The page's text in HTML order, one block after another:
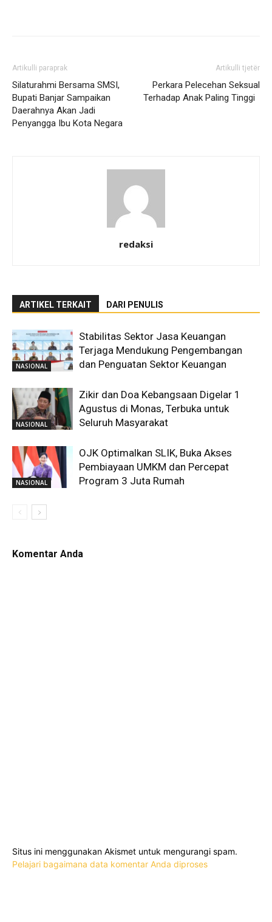
Artikulli paraprak
Silaturahmi Bersama SMSI,
Bupati Banjar Sampaikan
Daerahnya Akan Jadi
Penyangga Ibu Kota Negara
Artikulli tjetër
Perkara Pelecehan Seksual
Terhadap Anak Paling Tinggi
redaksi
ARTIKEL TERKAIT DARI PENULIS
NASIONAL
Stabilitas Sektor Jasa Keuangan
Terjaga Mendukung Pengembangan
dan Penguatan Sektor Keuangan
NASIONAL
Zikir dan Doa Kebangsaan Digelar 1
Agustus di Monas, Terbuka untuk
Seluruh Masyarakat
NASIONAL
OJK Optimalkan SLIK, Buka Akses
Pembiayaan UMKM dan Percepat
Program 3 Juta Rumah
Komentar Anda
Situs ini menggunakan Akismet untuk mengurangi spam.
Pelajari bagaimana data komentar Anda diproses